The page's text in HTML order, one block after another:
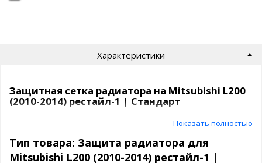
Характеристики
Защитная сетка радиатора на Mitsubishi L200
(2010-2014) рестайл-1 | Стандарт
Сетка на радиатор Mitsubishi L200 (2010-2014) рестайл-1 защитит
ваш автомобиль от насекомых, камней, мусора и выглядит
просто отлично!
Показать полностью
Тип товара: Защита радиатора для
Mitsubishi L200 (2010-2014) рестайл-1 |